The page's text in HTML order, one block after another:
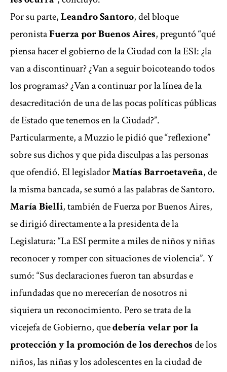
Por su parte,Leandro Santoro, del bloque
peronistaFuerza por Buenos Aires, preguntó “qué
piensa hacer el gobierno de la Ciudad con la ESI: ¿la
van a discontinuar? ¿Van a seguir boicoteando todos
los programas? ¿Van a continuar por la línea de la
desacreditación de una de las pocas políticas públicas
de Estado que tenemos en la Ciudad?”.
Particularmente, a Muzzio le pidió que “reflexione”
sobre sus dichos y que pida disculpas a las personas
que ofendió. El legisladorMatías Barroetaveña, de
la misma bancada, se sumó a las palabras de Santoro.
María Bielli, también de Fuerza por Buenos Aires,
se dirigió directamente a la presidenta de la
Legislatura: “La ESI permite a miles de niños y niñas
reconocer y romper con situaciones de violencia”. Y
sumó: “Sus declaraciones fueron tan absurdas e
infundadas que no merecerían de nosotros ni
siquiera un reconocimiento. Pero se trata de la
vicejefa de Gobierno, quedebería velar por la
protección y la promoción de los derechosde los
niños, las niñas y los adolescentes en la ciudad de